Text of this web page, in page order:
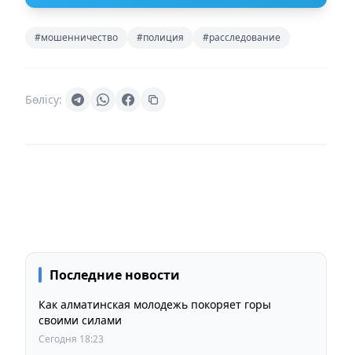
#мошенничество #полиция #расследование
Бөлісу:
Последние новости
Как алматинская молодежь покоряет горы
своими силами
Сегодня 18:23